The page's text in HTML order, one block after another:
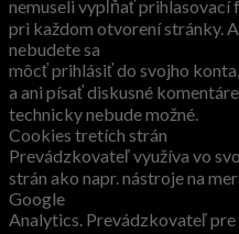
nemuseli vypĺňať prihlasovací
pri každom otvorení stránky.
nebudete sa
môcť prihlásiť do svojho
a ani písať diskusné
technicky nebude možné.
Cookies tretích strán
Prevádzkovateľ využíva vo
strán ako napr. nástroje na
Google
Analytics. Prevádzkovateľ